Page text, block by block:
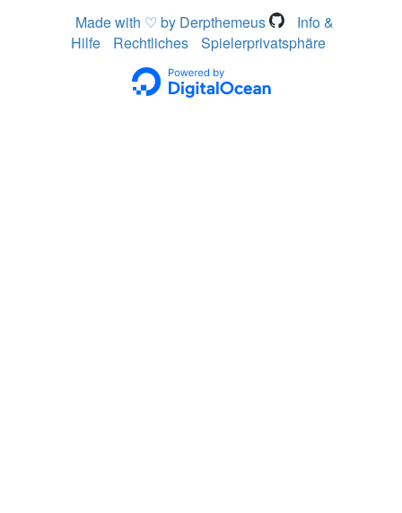
Made with ♡ by Derpthemeus
Info &
Hilfe
Rechtliches Spielerprivatsphäre